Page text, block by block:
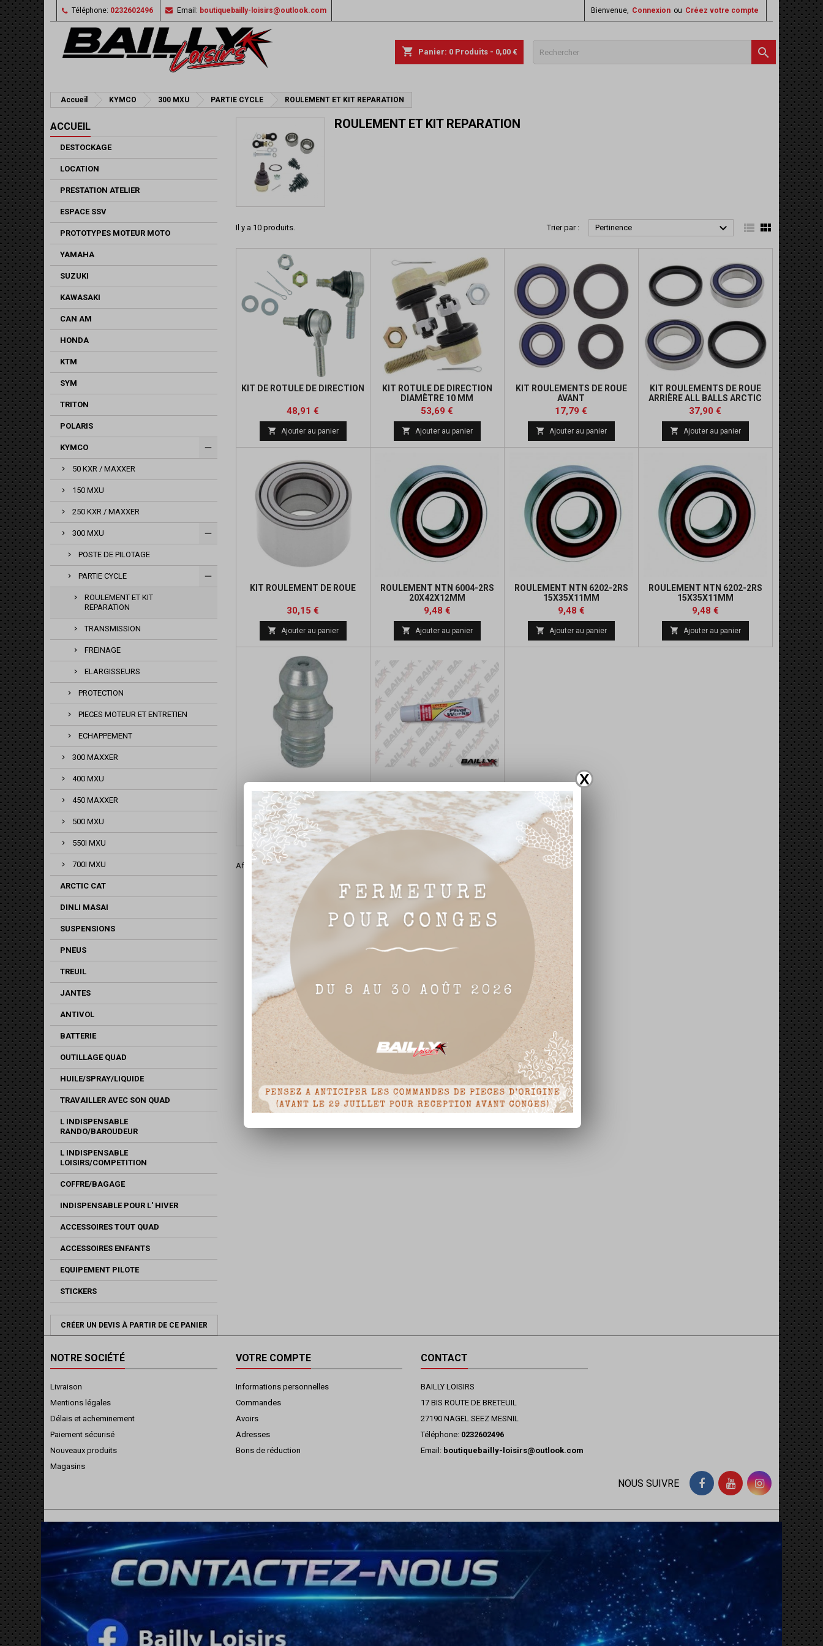
X
Téléphone: 0232602496 Email: boutiquebailly-loisirs@outlook.com Bienvenue, Connexion ou Créez votre compte

shopping_cart Panier: 0 Produits - 0,00 €
Accueil KYMCO 300 MXU PARTIE CYCLE ROULEMENT ET KIT REPARATION
ACCUEIL
DESTOCKAGE
LOCATION
PRESTATION ATELIER
ESPACE SSV
PROTOTYPES MOTEUR MOTO
YAMAHA
SUZUKI
KAWASAKI
CAN AM
HONDA
KTM
SYM
TRITON
POLARIS
KYMCO
50 KXR / MAXXER
150 MXU
250 KXR / MAXXER
300 MXU
POSTE DE PILOTAGE
PARTIE CYCLE
ROULEMENT ET KIT
REPARATION
TRANSMISSION
FREINAGE
ELARGISSEURS
PROTECTION
PIECES MOTEUR ET ENTRETIEN
ECHAPPEMENT
300 MAXXER
400 MXU
450 MAXXER
500 MXU
550I MXU
700I MXU
ARCTIC CAT
DINLI MASAI
SUSPENSIONS
PNEUS
TREUIL
JANTES
ANTIVOL
BATTERIE
OUTILLAGE QUAD
HUILE/SPRAY/LIQUIDE
TRAVAILLER AVEC SON QUAD
L INDISPENSABLE
RANDO/BAROUDEUR
L INDISPENSABLE
LOISIRS/COMPETITION
COFFRE/BAGAGE
INDISPENSABLE POUR L' HIVER
ACCESSOIRES TOUT QUAD
ACCESSOIRES ENFANTS
EQUIPEMENT PILOTE
STICKERS
CRÉER UN DEVIS À PARTIR DE CE PANIER
ROULEMENT ET KIT REPARATION
Il y a 10 produits. Trier par : Pertinence   
KIT DE ROTULE DE DIRECTION
Prix
48,91 €
base
 Ajouter au panier
KIT ROTULE DE DIRECTION
DIAMÈTRE 10 MM
Prix
53,69 €
base
 Ajouter au panier
KIT ROULEMENTS DE ROUE
AVANT
Prix
17,79 €
base
 Ajouter au panier
KIT ROULEMENTS DE ROUE
ARRIÈRE ALL BALLS ARCTIC
CAT/KYMCO
Prix
37,90 €
base
 Ajouter au panier
KIT ROULEMENT DE ROUE
Prix
30,15 €
base
 Ajouter au panier
ROULEMENT NTN 6004-2RS
20X42X12MM
Prix
9,48 €Prix
base
 Ajouter au panier
ROULEMENT NTN 6202-2RS
15X35X11MM
Prix
9,48 €Prix
base
 Ajouter au panier
ROULEMENT NTN 6202-2RS
15X35X11MM
Prix
9,48 €Prix
base
 Ajouter au panier
GRAISSEUR DIAMETRE 6 MM
Prix
1,00 €
 Ajouter au panier
WATERPROOF PIVOT WORKS
 Ajouter au panier
Affichage 1-10 de 10 article(s)
NOTRE SOCIÉTÉ
Livraison
Mentions légales
Délais et acheminement
Paiement sécurisé
Nouveaux produits
Magasins
VOTRE COMPTE
Informations personnelles
Commandes
Avoirs
Adresses
Bons de réduction
CONTACT
BAILLY LOISIRS
17 BIS ROUTE DE BRETEUIL
27190 NAGEL SEEZ MESNIL
Téléphone: 0232602496
Email: boutiquebailly-loisirs@outlook.com
NOUS SUIVRE